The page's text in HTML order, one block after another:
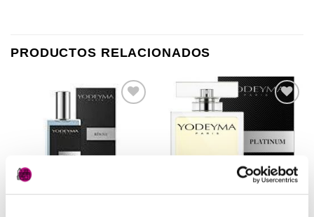
PRODUCTOS RELACIONADOS
lista de
lista de
deseos